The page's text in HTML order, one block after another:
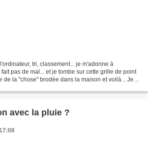
tri, classement... je m'adonne à
pas de mal... et je tombe sur cette grille de point
de la "chose" brodée dans la maison et voilà... Je
avec la pluie ?